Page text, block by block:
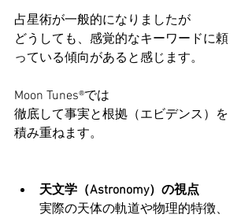
占星術が一般的になりましたが
どうしても、感覚的なキーワードに頼
っている傾向があると感じます。
Moon Tunes®では
徹底して事実と根拠（エビデンス）を
積み重ねます。
天文学（Astronomy）の視点
実際の天体の軌道や物理的特徴、